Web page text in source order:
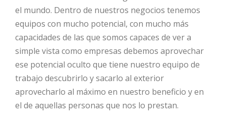
el mundo. Dentro de nuestros negocios tenemos
equipos con mucho potencial, con mucho más
capacidades de las que somos capaces de ver a
simple vista como empresas debemos aprovechar
ese potencial oculto que tiene nuestro equipo de
trabajo descubrirlo y sacarlo al exterior
aprovecharlo al máximo en nuestro beneficio y en
el de aquellas personas que nos lo prestan.